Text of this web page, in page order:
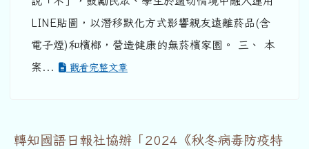
LINE貼圖，以潛移默化方式影響親友遠離菸品(含
電子煙)和檳榔，營造健康的無菸檳家園。 三、 本
案...
觀看完整文章
轉知國語日報社協辦「2024《秋冬病毒防疫特